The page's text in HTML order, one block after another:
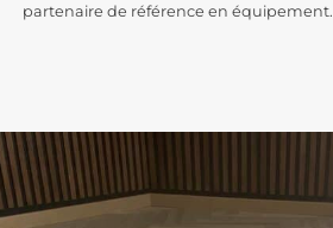
partenaire de référence en équipement.